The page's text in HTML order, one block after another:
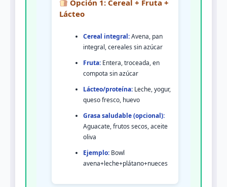
Opción 1: Cereal + Fruta +
Lácteo
Cereal integral:Avena, pan
integral, cereales sin azúcar
Fruta: Entera, troceada, en
compota sin azúcar
Lácteo/proteína: Leche, yogur,
queso fresco, huevo
Grasa saludable (opcional):
Aguacate, frutos secos, aceite
oliva
Ejemplo: Bowl
avena+leche+plátano+nueces